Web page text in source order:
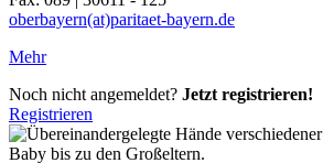
oberbayern(at)paritaet-bayern.de
Mehr
Noch nicht angemeldet? Jetzt registrieren!
Registrieren